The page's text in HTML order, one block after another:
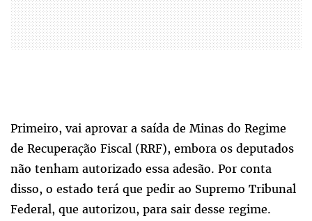
Primeiro, vai aprovar a saída de Minas do Regime
de Recuperação Fiscal (RRF), embora os deputados
não tenham autorizado essa adesão. Por conta
disso, o estado terá que pedir ao Supremo Tribunal
Federal, que autorizou, para sair desse regime.